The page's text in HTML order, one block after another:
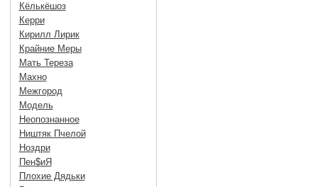
Кёлькёшоз
Керри
Кирилл Лирик
Крайние Меры
Мать Тереза
Махно
Межгород
Модель
Неопознанное
Ништяк Пчелой
Ноздри
Пен$иЯ
Плохие Дядьки